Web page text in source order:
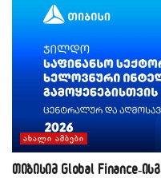
ᲐᲮᲐᲚᲘ ᲐᲛᲑᲔᲑᲘ
თიბისიმ Global Finance-